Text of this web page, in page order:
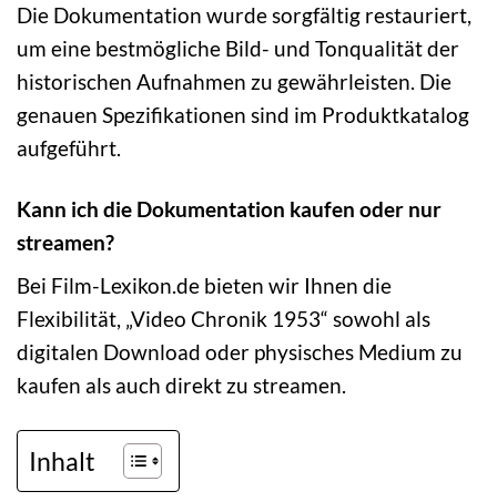
Die Dokumentation wurde sorgfältig restauriert,
um eine bestmögliche Bild- und Tonqualität der
historischen Aufnahmen zu gewährleisten. Die
genauen Spezifikationen sind im Produktkatalog
aufgeführt.
Kann ich die Dokumentation kaufen oder nur
streamen?
Bei Film-Lexikon.de bieten wir Ihnen die
Flexibilität, „Video Chronik 1953“ sowohl als
digitalen Download oder physisches Medium zu
kaufen als auch direkt zu streamen.
Inhalt